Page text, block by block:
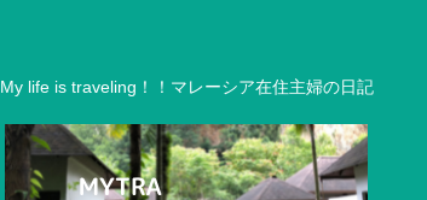
My life is traveling！！マレーシア在住主婦の日記